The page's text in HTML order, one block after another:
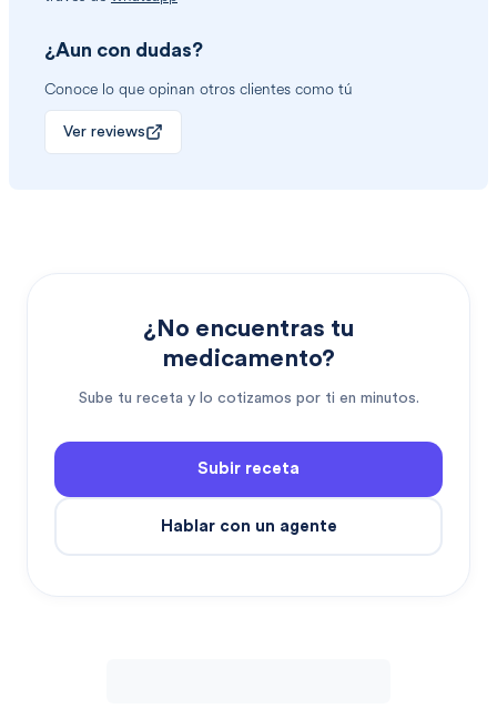
¿Aun con dudas?
Conoce lo que opinan otros clientes como tú
Ver reviews
¿No encuentras tu
medicamento?
Sube tu receta y lo cotizamos por ti en minutos.
Subir receta
Hablar con un agente